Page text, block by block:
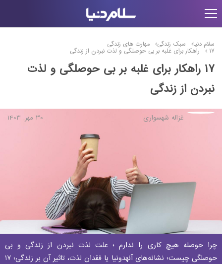
سلام دنیا سبک زندگی مهارت های زندگی
17 راهکار برای غلبه بر بی حوصلگی و لذت نبردن از زندگی
17 راهکار برای غلبه بر بی حوصلگی و لذت
نبردن از زندگی
غزاله شهسواری 30 مهر, 1403
چرا حوصله هیچ کاری را ندارم ؛ علت لذت نبردن از زندگی و بی
حوصلگی چیست؛ نشانه‌های آنهدونیا یا فقدان لذت، تاثیر آن بر زندگی؛ 17